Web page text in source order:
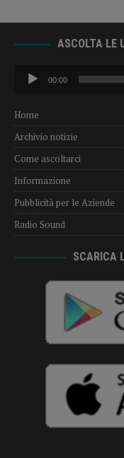
ASCOLTA LE
Audio
Player
00:00
Home
Archivio notizie
Come ascoltarci
Informazione
Pubblicità per le Aziende
Radio Sound
SCARICA